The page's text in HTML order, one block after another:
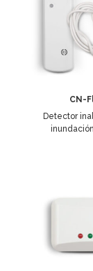
CN-
Detector